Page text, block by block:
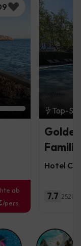
ab
/pers.
Top-
Hotel
7.7 2520